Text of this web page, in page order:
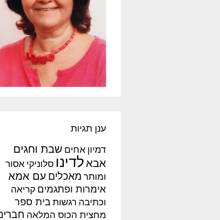
ענן תגיות
דמיון אחים שבת וחגים
אבא לדינו סלוניקי אסור
ומותר מאכלים עם אמא
אימרות ופתגמים קריאה
וכתיבה רגשותבית ספר
מחצית הכוס המלאה